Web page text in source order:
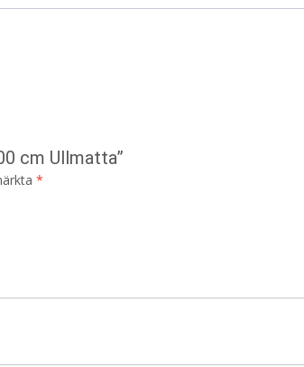
cm Ullmatta”
*